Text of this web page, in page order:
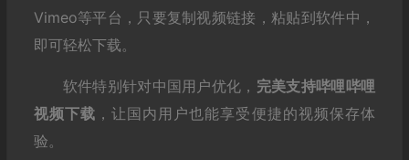
Vimeo等平台，只要复制视频链接，粘贴到软件中，
即可轻松下载。
软件特别针对中国用户优化， 完美支持哔哩哔哩
视频下载 ，让国内用户也能享受便捷的视频保存体
验。